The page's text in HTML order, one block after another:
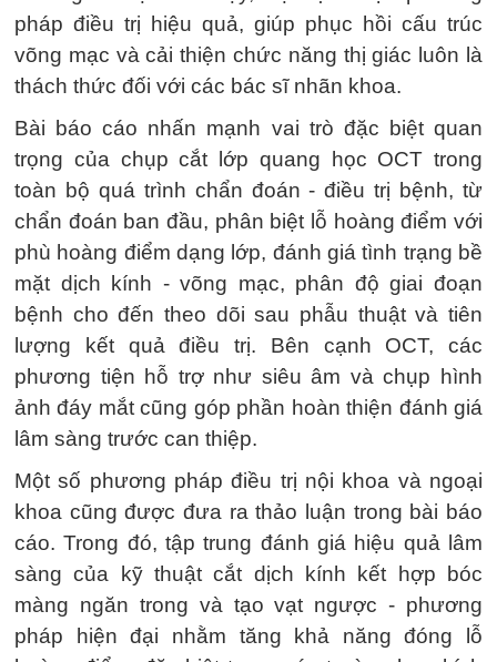
pháp điều trị hiệu quả, giúp phục hồi cấu trúc
võng mạc và cải thiện chức năng thị giác luôn là
thách thức đối với các bác sĩ nhãn khoa.
Bài báo cáo nhấn mạnh vai trò đặc biệt quan
trọng của chụp cắt lớp quang học OCT trong
toàn bộ quá trình chẩn đoán - điều trị bệnh, từ
chẩn đoán ban đầu, phân biệt lỗ hoàng điểm với
phù hoàng điểm dạng lớp, đánh giá tình trạng bề
mặt dịch kính - võng mạc, phân độ giai đoạn
bệnh cho đến theo dõi sau phẫu thuật và tiên
lượng kết quả điều trị. Bên cạnh OCT, các
phương tiện hỗ trợ như siêu âm và chụp hình
ảnh đáy mắt cũng góp phần hoàn thiện đánh giá
lâm sàng trước can thiệp.
Một số phương pháp điều trị nội khoa và ngoại
khoa cũng được đưa ra thảo luận trong bài báo
cáo. Trong đó, tập trung đánh giá hiệu quả lâm
sàng của kỹ thuật cắt dịch kính kết hợp bóc
màng ngăn trong và tạo vạt ngược - phương
pháp hiện đại nhằm tăng khả năng đóng lỗ